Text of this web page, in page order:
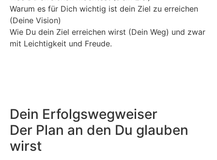
Warum es für Dich wichtig ist dein Ziel zu erreichen
(Deine Vision)
Wie Du dein Ziel erreichen wirst (Dein Weg) und zwar
mit Leichtigkeit und Freude.
Dein Erfolgswegweiser
Der Plan an den Du glauben
wirst